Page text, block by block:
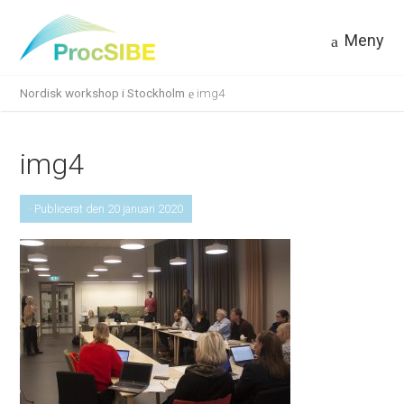
Meny
Nordisk workshop i Stockholm img4
img4
· Publicerat den 20 januari 2020